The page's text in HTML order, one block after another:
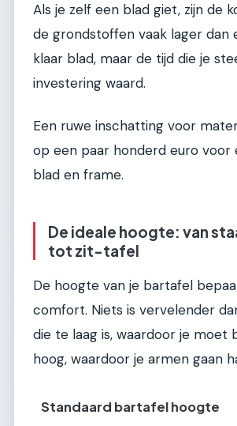
Als je zelf een blad giet, zijn de
de grondstoffen vaak lager
klaar blad, maar de tijd die je
investering waard.
Een ruwe inschatting voor
op een paar honderd euro voor
blad en frame.
De ideale hoogte: van
tot zit-tafel
De hoogte van je bartafel
comfort. Niets is vervelender
die te laag is, waardoor je moet
hoog, waardoor je armen gaan
Standaard bartafel hoogte